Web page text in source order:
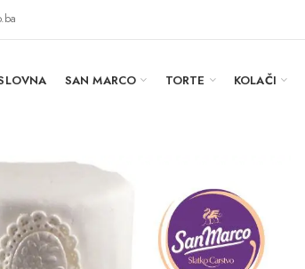
SAN MARCO TORTE KOLAČI